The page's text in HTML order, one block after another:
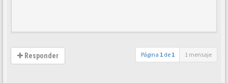
Responder Página 1 de 1 1 mensaje